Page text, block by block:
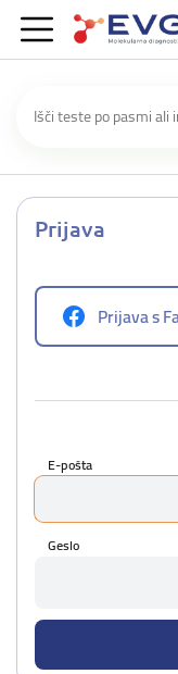
Prijava
Prijava s
E-pošta
Geslo